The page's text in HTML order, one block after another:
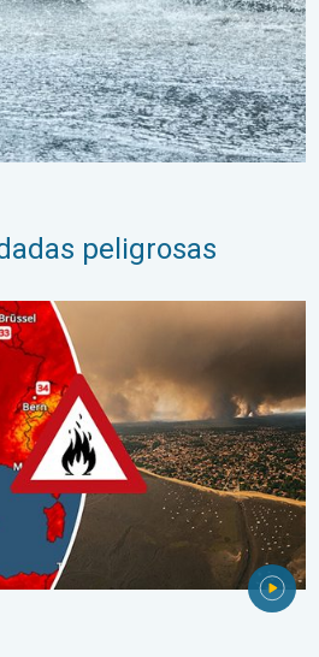
peligrosas
y Francia. Catástrofe en